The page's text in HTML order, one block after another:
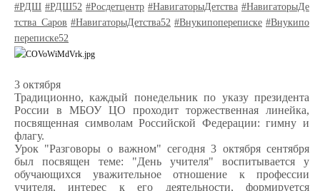
#РДШ #РДШ52 #Росдетцентр #НавигаторыДетства #НавигаторыДе
тства_Саров #НавигаторыДетства52 #Внукипопереписке #Внукипо
переписке52
3 октября
Традиционно, каждый понедельник по указу президента
России в МБОУ ЦО проходит торжественная линейка,
посвященная символам Российской Федерации: гимну и
флагу.
Урок "Разговоры о важном" сегодня 3 октября сентября
был посвящен теме: "День учителя" воспитывается у
обучающихся уважительное отношение к профессии
учителя, интерес к его деятельности, формируется